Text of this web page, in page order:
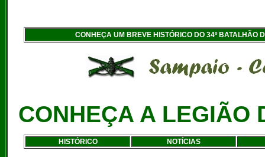
CONHEÇA UM BREVE HISTÓRICO DO 34º BATALHÃO
CONHEÇA A LEGIÃO
HISTÓRICO NOTÍCIAS